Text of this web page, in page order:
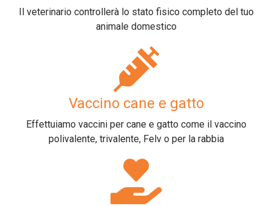
Il veterinario controllerà lo stato fisico completo del tuo
animale domestico
Vaccino cane e gatto
Effettuiamo vaccini per cane e gatto come il vaccino
polivalente, trivalente, Felv o per la rabbia